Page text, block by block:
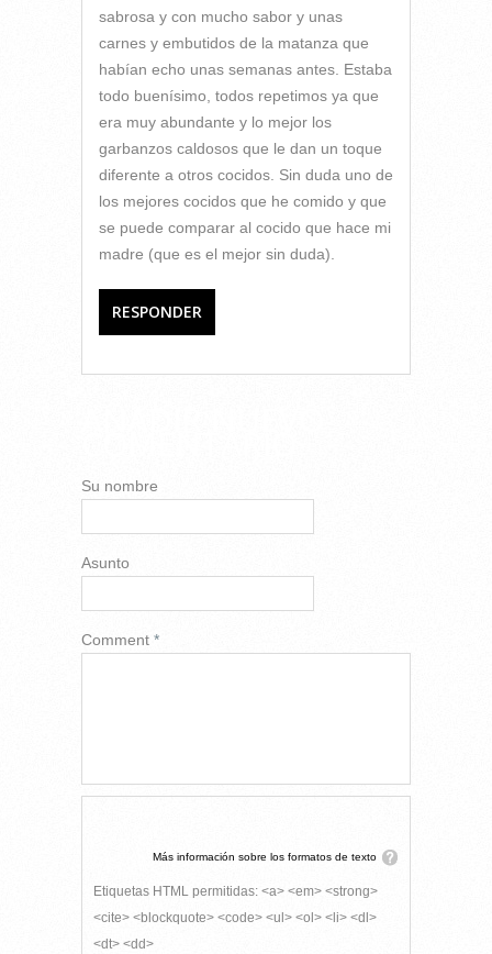
sabrosa y con mucho sabor y unas
carnes y embutidos de la matanza que
habían echo unas semanas antes. Estaba
todo buenísimo, todos repetimos ya que
era muy abundante y lo mejor los
garbanzos caldosos que le dan un toque
diferente a otros cocidos. Sin duda uno de
los mejores cocidos que he comido y que
se puede comparar al cocido que hace mi
madre (que es el mejor sin duda).
RESPONDER
Su nombre
Asunto
Comment *
Más información sobre los formatos de texto
Etiquetas HTML permitidas: <a> <em> <strong>
<cite> <blockquote> <code> <ul> <ol> <li> <dl>
<dt> <dd>